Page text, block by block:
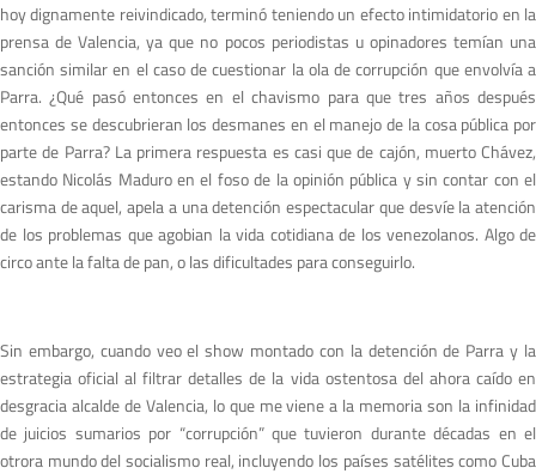
hoy dignamente reivindicado, terminó teniendo un efecto intimidatorio en la
prensa de Valencia, ya que no pocos periodistas u opinadores temían una
sanción similar en el caso de cuestionar la ola de corrupción que envolvía a
Parra. ¿Qué pasó entonces en el chavismo para que tres años después
entonces se descubrieran los desmanes en el manejo de la cosa pública por
parte de Parra? La primera respuesta es casi que de cajón, muerto Chávez,
estando Nicolás Maduro en el foso de la opinión pública y sin contar con el
carisma de aquel, apela a una detención espectacular que desvíe la atención
de los problemas que agobian la vida cotidiana de los venezolanos. Algo de
circo ante la falta de pan, o las dificultades para conseguirlo.
Sin embargo, cuando veo el show montado con la detención de Parra y la
estrategia oficial al filtrar detalles de la vida ostentosa del ahora caído en
desgracia alcalde de Valencia, lo que me viene a la memoria son la infinidad
de juicios sumarios por “corrupción” que tuvieron durante décadas en el
otrora mundo del socialismo real, incluyendo los países satélites como Cuba